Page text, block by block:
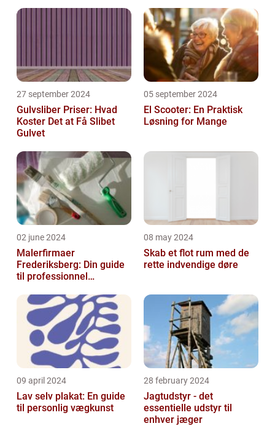
27 september 2024
Gulvsliber Priser: Hvad
Koster Det at Få Slibet
Gulvet
05 september 2024
El Scooter: En Praktisk
Løsning for Mange
02 june 2024
Malerfirmaer
Frederiksberg: Din guide
til professionnel
08 may 2024
Skab et flot rum med de
rette indvendige døre
09 april 2024
Lav selv plakat: En guide
til personlig vægkunst
28 february 2024
Jagtudstyr - det
essentielle udstyr til
enhver jæger